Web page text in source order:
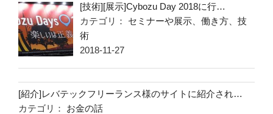
[技術][展示]Cybozu Day 2018に行…
カテゴリ： セミナーや展示 、働き方 、技
術
2018-11-27
[紹介]レバテックフリーランス様のサイトに紹介され…
カテゴリ： お金の話